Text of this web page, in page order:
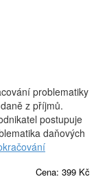
problematiky
z příjmů.
postupuje
daňových
Cena: 399 Kč